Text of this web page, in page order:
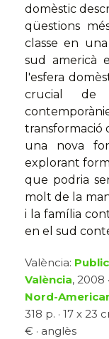
domèstic
qüestions
classe en
sud americà
l'esfera
crucial de
transformació
una nova
explorant
que podria
molt de la
i la família
en el sud
València:
València, 2008 ·
Nord-
318 p. · 17 x 23
€ · anglès